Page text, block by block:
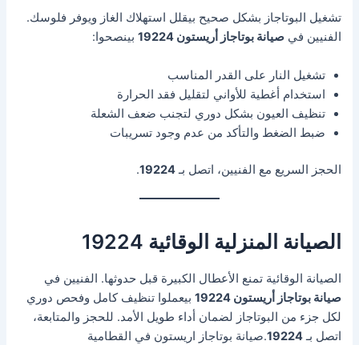
تشغيل البوتاجاز بشكل صحيح بيقلل استهلاك الغاز ويوفر فلوسك.
الفنيين فيصيانة بوتاجاز أريستون 19224 بينصحوا:
تشغيل النار على القدر المناسب
استخدام أغطية للأواني لتقليل فقد الحرارة
تنظيف العيون بشكل دوري لتجنب ضعف الشعلة
ضبط الضغط والتأكد من عدم وجود تسريبات
الحجز السريع مع الفنيين، اتصل بـ19224
.
الصيانة المنزلية الوقائية 19224
الصيانة الوقائية تمنع الأعطال الكبيرة قبل حدوثها. الفنيين في
صيانة بوتاجاز أريستون 19224
بيعملوا تنظيف كامل وفحص دوري
لكل جزء من البوتاجاز لضمان أداء طويل الأمد. للحجز والمتابعة،
اتصل بـ19224.صيانة بوتاجاز اريستون في القطامية